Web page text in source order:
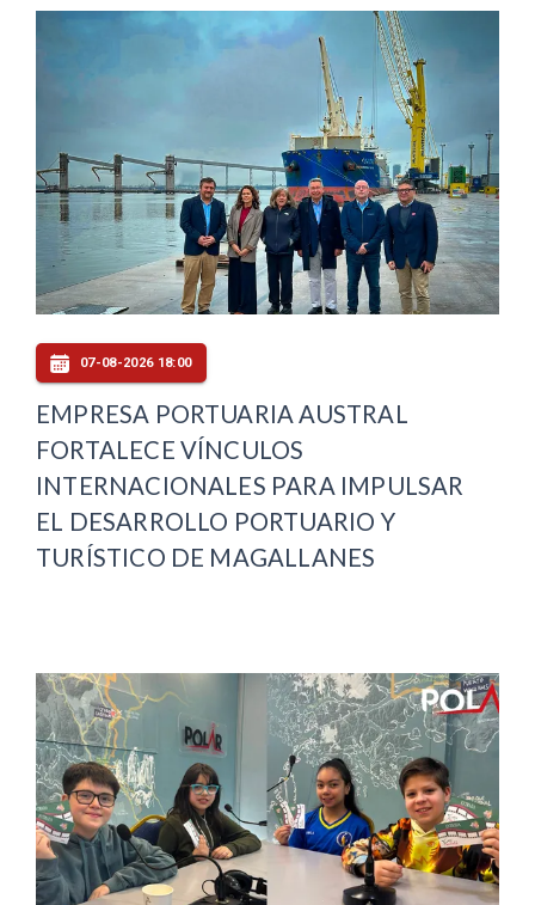
07-08-2026 18:00
EMPRESA PORTUARIA AUSTRAL
FORTALECE VÍNCULOS
INTERNACIONALES PARA IMPULSAR
EL DESARROLLO PORTUARIO Y
TURÍSTICO DE MAGALLANES